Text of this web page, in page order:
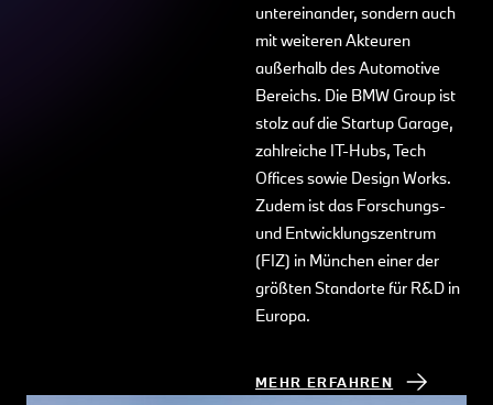
untereinander, sondern auch
mit weiteren Akteuren
außerhalb des Automotive
Bereichs. Die BMW Group ist
stolz auf die Startup Garage,
zahlreiche IT-Hubs, Tech
Offices sowie Design Works.
Zudem ist das Forschungs-
und Entwicklungszentrum
(FIZ) in München einer der
größten Standorte für R&D in
Europa.
MEHR ERFAHREN